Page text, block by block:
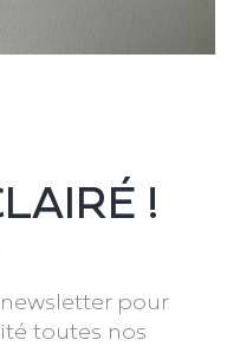
!
pour
toutes nos